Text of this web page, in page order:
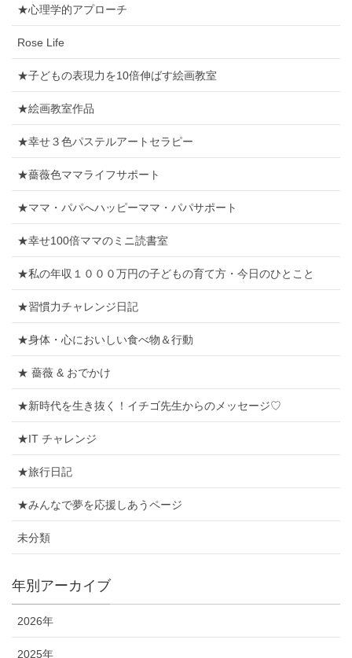
★心理学的アプローチ
Rose Life
★子どもの表現力を10倍伸ばす絵画教室
★絵画教室作品
★幸せ３色パステルアートセラピー
★薔薇色ママライフサポート
★ママ・パパへハッピーママ・パパサポート
★幸せ100倍ママのミニ読書室
★私の年収１０００万円の子どもの育て方・今日のひとこと
★習慣力チャレンジ日記
★身体・心においしい食べ物＆行動
★ 薔薇 & おでかけ
★新時代を生き抜く！イチゴ先生からのメッセージ♡
★IT チャレンジ
★旅行日記
★みんなで夢を応援しあうページ
未分類
年別アーカイブ
2026年
2025年